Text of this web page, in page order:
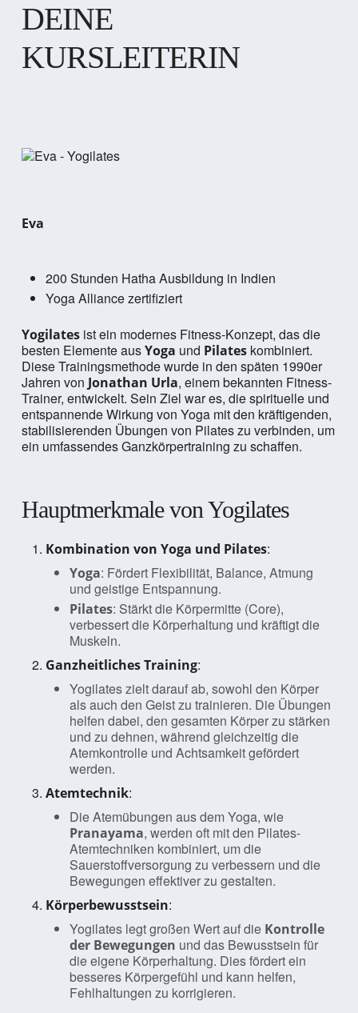
DEINE
KURSLEITERIN
Eva
200 Stunden Hatha Ausbildung in Indien
Yoga Alliance zertifiziert
Yogilatesist ein modernes Fitness-Konzept, das die
besten Elemente ausYoga und Pilateskombiniert.
Diese Trainingsmethode wurde in den späten 1990er
Jahren von Jonathan Urla, einem bekannten Fitness-
Trainer, entwickelt. Sein Ziel war es, die spirituelle und
entspannende Wirkung von Yoga mit den kräftigenden,
stabilisierenden Übungen von Pilates zu verbinden, um
ein umfassendes Ganzkörpertraining zu schaffen.
Hauptmerkmale von Yogilates
Kombination von Yoga und Pilates:
Yoga: Fördert Flexibilität, Balance, Atmung
und geistige Entspannung.
Pilates: Stärkt die Körpermitte (Core),
verbessert die Körperhaltung und kräftigt die
Muskeln.
Ganzheitliches Training:
Yogilates zielt darauf ab, sowohl den Körper
als auch den Geist zu trainieren. Die Übungen
helfen dabei, den gesamten Körper zu stärken
und zu dehnen, während gleichzeitig die
Atemkontrolle und Achtsamkeit gefördert
werden.
Atemtechnik:
Die Atemübungen aus dem Yoga, wie
Pranayama, werden oft mit den Pilates-
Atemtechniken kombiniert, um die
Sauerstoffversorgung zu verbessern und die
Bewegungen effektiver zu gestalten.
Körperbewusstsein:
Yogilates legt großen Wert auf die Kontrolle
der Bewegungen und das Bewusstsein für
die eigene Körperhaltung. Dies fördert ein
besseres Körpergefühl und kann helfen,
Fehlhaltungen zu korrigieren.